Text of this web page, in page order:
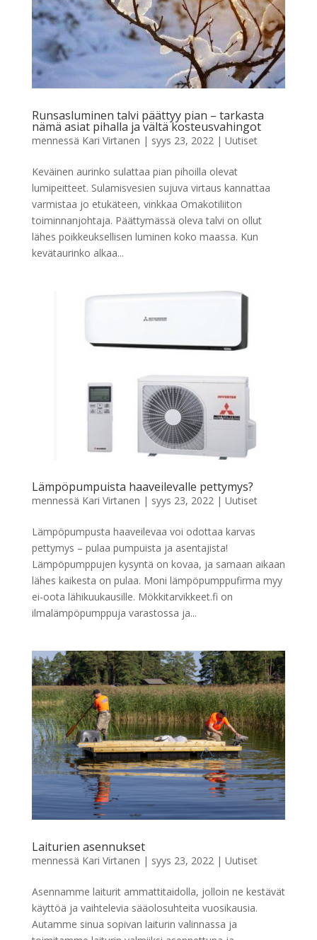
Runsasluminen talvi päättyy pian – tarkasta
nämä asiat pihalla ja vältä kosteusvahingot
mennessä Kari Virtanen | syys 23, 2022| Uutiset
Keväinen aurinko sulattaa pian pihoilla olevat
lumipeitteet. Sulamisvesien sujuva virtaus kannattaa
varmistaa jo etukäteen, vinkkaa Omakotiliiton
toiminnanjohtaja. Päättymässä oleva talvi on ollut
lähes poikkeuksellisen luminen koko maassa. Kun
kevätaurinko alkaa...
Lämpöpumpuista haaveilevalle pettymys?
mennessä Kari Virtanen | syys 23, 2022| Uutiset
Lämpöpumpusta haaveilevaa voi odottaa karvas
pettymys – pulaa pumpuista ja asentajista!
Lämpöpumppujen kysyntä on kovaa, ja samaan aikaan
lähes kaikesta on pulaa. Moni lämpöpumppufirma myy
ei-oota lähikuukausille. Mökkitarvikkeet.fi on
ilmalämpöpumppuja varastossa ja...
Laiturien asennukset
mennessä Kari Virtanen | syys 23, 2022 | Uutiset
Asennamme laiturit ammattitaidolla, jolloin ne kestävät
käyttöä ja vaihtelevia sääolosuhteita vuosikausia.
Autamme sinua sopivan laiturin valinnassa ja